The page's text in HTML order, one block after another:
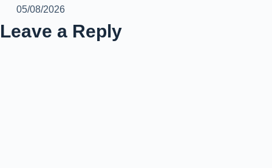
05/08/2026
Leave a Reply